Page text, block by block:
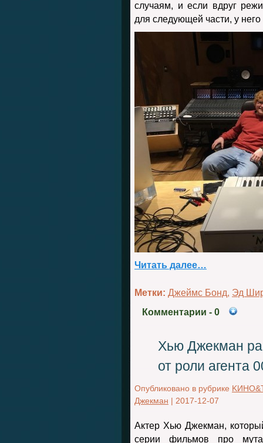
случаям, и если вдруг
для следующей части, у него
Читать далее…
Метки: Джеймс Бонд, Эд
Комментарии - 0
Хью Джекман
от роли агента
Опубликовано в рубрике
Джекман | 2017-12-07
Актер Хью Джекман,
серии фильмов про